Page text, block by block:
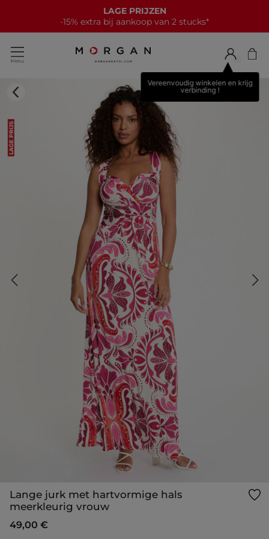
LAGE PRIJZEN
-15% extra bij aankoop van 2 stucks*
Vereenvoudig winkelen en krijg
verbinding !
LAGE PRIJS
Lange jurk met hartvormige hals
meerkleurig vrouw
49,00 €